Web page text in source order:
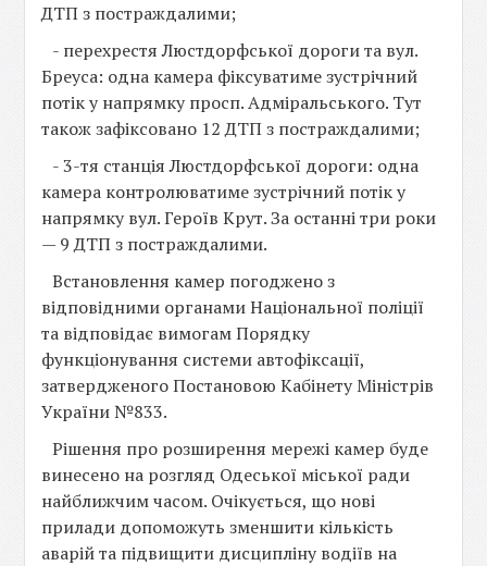
ДТП з постраждалими;
- перехрестя Люстдорфської дороги та вул.
Бреуса: одна камера фіксуватиме зустрічний
потік у напрямку просп. Адміральського. Тут
також зафіксовано 12 ДТП з постраждалими;
- 3-тя станція Люстдорфської дороги: одна
камера контролюватиме зустрічний потік у
напрямку вул. Героїв Крут. За останні три роки
— 9 ДТП з постраждалими.
Встановлення камер погоджено з
відповідними органами Національної поліції
та відповідає вимогам Порядку
функціонування системи автофіксації,
затвердженого Постановою Кабінету Міністрів
України №833.
Рішення про розширення мережі камер буде
винесено на розгляд Одеської міської ради
найближчим часом. Очікується, що нові
прилади допоможуть зменшити кількість
аварій та підвищити дисципліну водіїв на